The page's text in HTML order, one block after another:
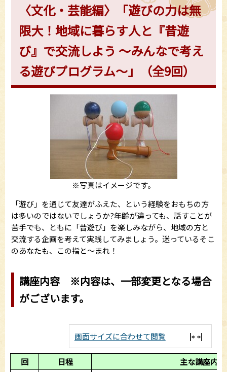
〈文化・芸能編〉「遊びの力は無
限大！地域に暮らす人と『昔遊
び』で交流しよう ～みんなで考え
る遊びプログラム～」（全9回）
※写真はイメージです。
「遊び」を通じて友達がふえた、という経験をおもちの方
は多いのではないでしょうか?年齢が違っても、話すことが
苦手でも、ともに「昔遊び」を楽しみながら、地域の方と
交流する企画を考えて実践してみましょう。迷っているそこ
のあなたも、この指と～まれ！
講座内容 ※内容は、一部変更となる場合
がございます。
画面サイズに合わせて閲覧
回 日程 主な講座内容